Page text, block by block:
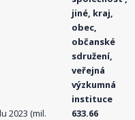
jiné, kraj,
obec,
občanské
sdružení,
veřejná
výzkumná
instituce
2023 (mil.
633.66